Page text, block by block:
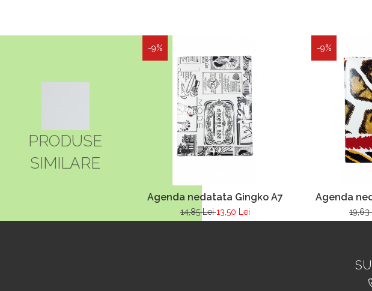
PRODUSE
SIMILARE
-9%
Agenda nedatata Gingko A7
14,85 Lei13,50 Lei
-9%
Agenda